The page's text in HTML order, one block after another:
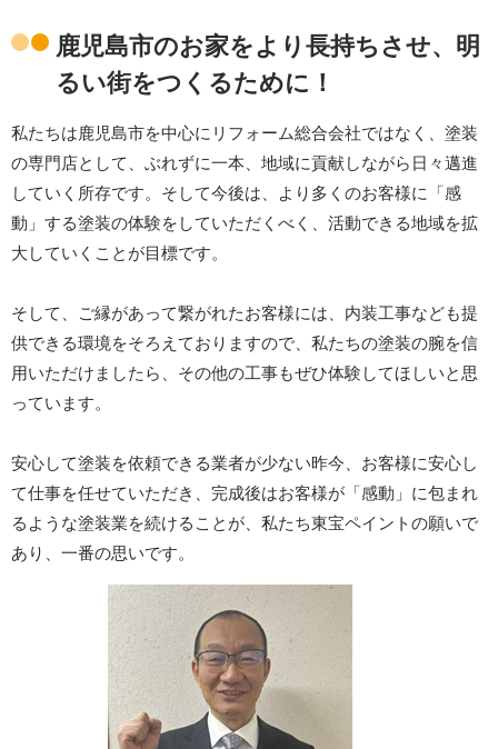
鹿児島市のお家をより長持ちさせ、明
るい街をつくるために！
私たちは鹿児島市を中心にリフォーム総合会社ではなく、塗装
の専門店として、ぶれずに一本、地域に貢献しながら日々邁進
していく所存です。そして今後は、より多くのお客様に「感
動」する塗装の体験をしていただくべく、活動できる地域を拡
大していくことが目標です。
そして、ご縁があって繋がれたお客様には、内装工事なども提
供できる環境をそろえておりますので、私たちの塗装の腕を信
用いただけましたら、その他の工事もぜひ体験してほしいと思
っています。
安心して塗装を依頼できる業者が少ない昨今、お客様に安心し
て仕事を任せていただき、完成後はお客様が「感動」に包まれ
るような塗装業を続けることが、私たち東宝ペイントの願いで
あり、一番の思いです。